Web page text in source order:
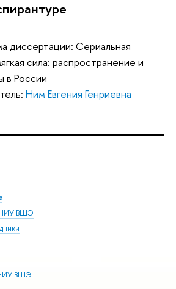
диссертации: Сериальная
сила: распространение и
в России
Ним Евгения Генриевна
НИУ ВШЭ
ВШЭ